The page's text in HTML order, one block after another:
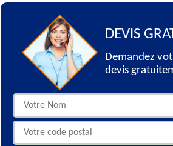
DEVIS
Demandez
devis